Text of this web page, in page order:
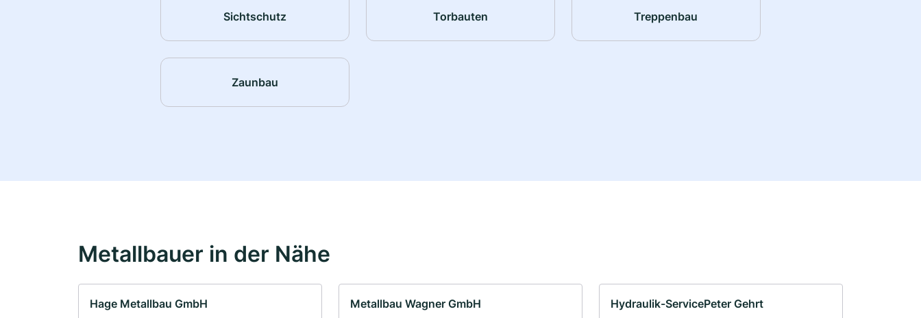
Sichtschutz Torbauten Treppenbau
Zaunbau
Metallbauer in der Nähe
Hage Metallbau GmbH Metallbau Wagner GmbH Hydraulik-ServicePeter Gehrt